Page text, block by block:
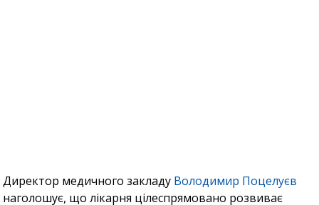
Директор медичного закладу Володимир Поцелуєв
наголошує, що лікарня цілеспрямовано розвиває